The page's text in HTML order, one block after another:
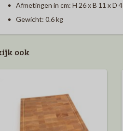
Afmetingen in cm: H 26 x B 11 x D 4
Gewicht: 0.6 kg
ook